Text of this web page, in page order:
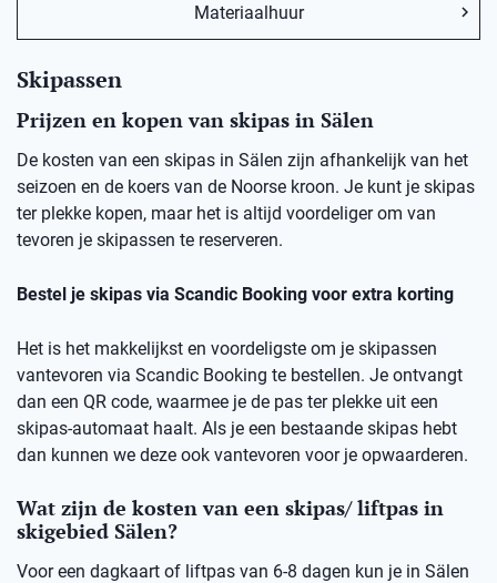
Materiaalhuur
Skipassen
Prijzen en kopen van skipas in Sälen
De kosten van een skipas in Sälen zijn afhankelijk van het
seizoen en de koers van de Noorse kroon. Je kunt je skipas
ter plekke kopen, maar het is altijd voordeliger om van
tevoren je skipassen te reserveren.
Bestel je skipas via Scandic Booking voor extra korting
Het is het makkelijkst en voordeligste om je skipassen
vantevoren via Scandic Booking te bestellen. Je ontvangt
dan een QR code, waarmee je de pas ter plekke uit een
skipas-automaat haalt. Als je een bestaande skipas hebt
dan kunnen we deze ook vantevoren voor je opwaarderen.
Wat zijn de kosten van een skipas/ liftpas in
skigebied Sälen?
Voor een dagkaart of liftpas van 6-8 dagen kun je in Sälen